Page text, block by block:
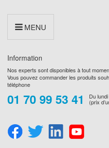
MENU
Information
Nos experts sont disponibles à tout
Vous pouvez commander les produits
téléphone
01 70 99 53 41 Du
(prix